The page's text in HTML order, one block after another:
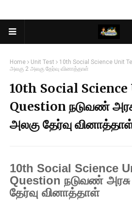
Home Unit Test
10th Social Science Unit
அலகு 2 அலகு தேர்வு வினாத்தாள்
10th Social
Question நடுவண்
அலகு தேர்வு
10th Social Science
Question நடுவண்
தேர்வு வினாத்தாள்